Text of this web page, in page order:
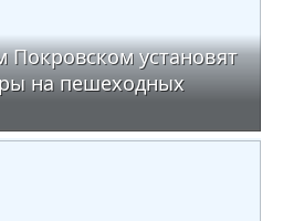
Покровском установят
на пешеходных